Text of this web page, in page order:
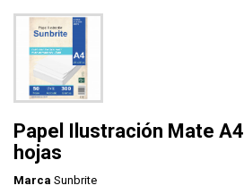
Papel Ilustración Mate
hojas
Marca Sunbrite